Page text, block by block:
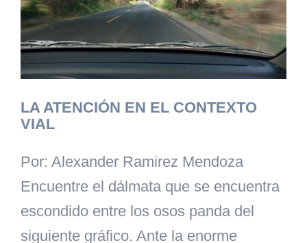
LA ATENCIÓN EN EL CONTEXTO
VIAL
Por: Alexander Ramirez Mendoza
Encuentre el dálmata que se encuentra
escondido entre los osos panda del
siguiente gráfico. Ante la enorme